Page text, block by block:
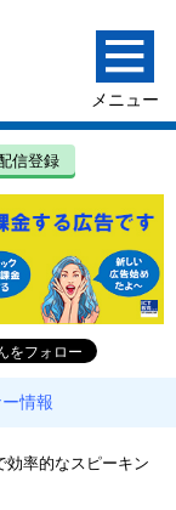
信登録
情報
効率的なスピーキン